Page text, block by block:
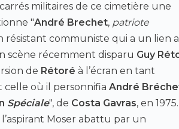
militaires de ce cimetière une
"André Brechet, patriote
résistant communiste qui a un lien
scène récemment disparu Guy
de Rétoré à l’écran en tant
celle où il personnifia André
Spéciale", de Costa Gavras, en 1975.
Moser abattu par un